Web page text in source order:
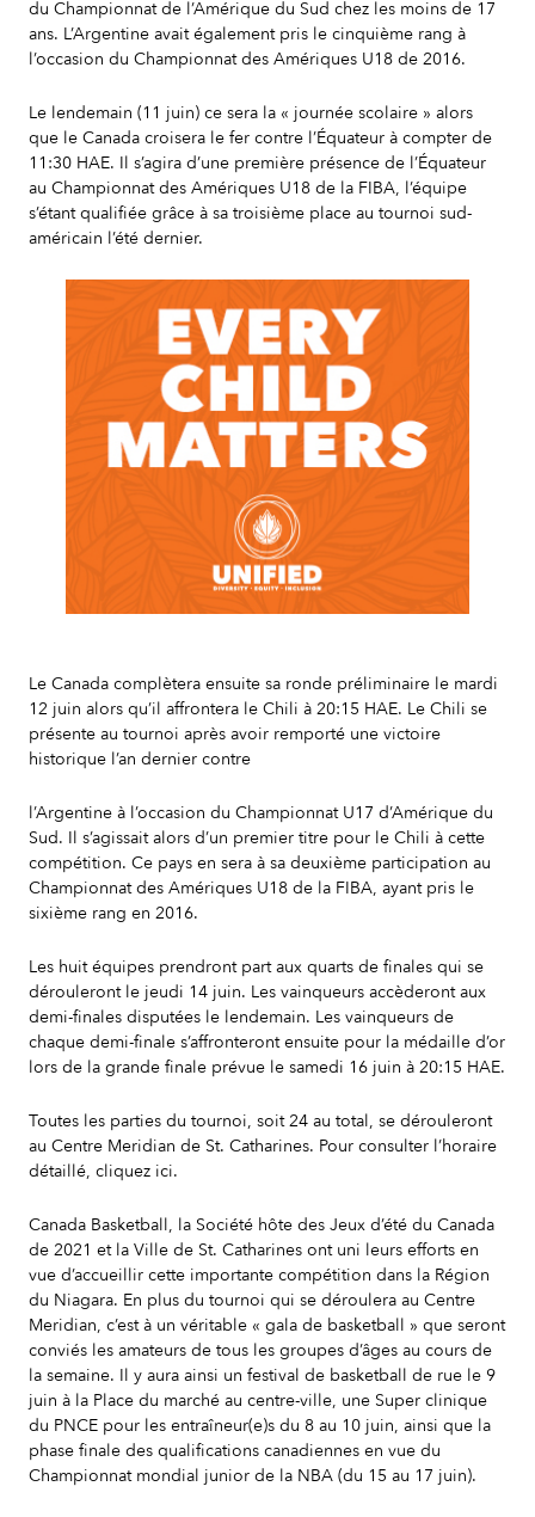
du Championnat de l’Amérique du Sud chez les moins de 17
ans. L’Argentine avait également pris le cinquième rang à
l’occasion du Championnat des Amériques U18 de 2016.
Le lendemain (11 juin) ce sera la « journée scolaire » alors
que le Canada croisera le fer contre l’Équateur à compter de
11:30 HAE. Il s’agira d’une première présence de l’Équateur
au Championnat des Amériques U18 de la FIBA, l’équipe
s’étant qualifiée grâce à sa troisième place au tournoi sud-
américain l’été dernier.
Le Canada complètera ensuite sa ronde préliminaire le mardi
12 juin alors qu’il affrontera le Chili à 20:15 HAE. Le Chili se
présente au tournoi après avoir remporté une victoire
historique l’an dernier contre
l’Argentine à l’occasion du Championnat U17 d’Amérique du
Sud. Il s’agissait alors d’un premier titre pour le Chili à cette
compétition. Ce pays en sera à sa deuxième participation au
Championnat des Amériques U18 de la FIBA, ayant pris le
sixième rang en 2016.
Les huit équipes prendront part aux quarts de finales qui se
dérouleront le jeudi 14 juin. Les vainqueurs accèderont aux
demi-finales disputées le lendemain. Les vainqueurs de
chaque demi-finale s’affronteront ensuite pour la médaille d’or
lors de la grande finale prévue le samedi 16 juin à 20:15 HAE.
Toutes les parties du tournoi, soit 24 au total, se dérouleront
au Centre Meridian de St. Catharines. Pour consulter l’horaire
détaillé, cliquez ici.
Canada Basketball, la Société hôte des Jeux d’été du Canada
de 2021 et la Ville de St. Catharines ont uni leurs efforts en
vue d’accueillir cette importante compétition dans la Région
du Niagara. En plus du tournoi qui se déroulera au Centre
Meridian, c’est à un véritable « gala de basketball » que seront
conviés les amateurs de tous les groupes d’âges au cours de
la semaine. Il y aura ainsi un festival de basketball de rue le 9
juin à la Place du marché au centre-ville, une Super clinique
du PNCE pour les entraîneur(e)s du 8 au 10 juin, ainsi que la
phase finale des qualifications canadiennes en vue du
Championnat mondial junior de la NBA (du 15 au 17 juin).